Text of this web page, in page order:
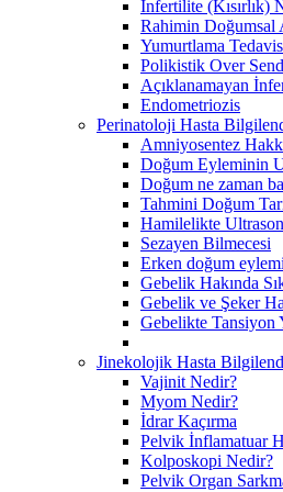
İnfertilite (Kısırlık)
Rahimin Doğumsal
Yumurtlama
Polikistik Over
Açıklanamayan
Endometriozis
Perinatoloji Hasta
Amniyosentez
Doğum Eyleminin
Doğum ne zaman
Tahmini Doğum
Hamilelikte Ultrason
Sezayen Bilmecesi
Erken doğum eylemi
Gebelik Hakında
Gebelik ve Şeker
Gebelikte Tansiyon
Jinekolojik Hasta
Vajinit Nedir?
Myom Nedir?
İdrar Kaçırma
Pelvik İnflamatuar
Kolposkopi Nedir?
Pelvik Organ